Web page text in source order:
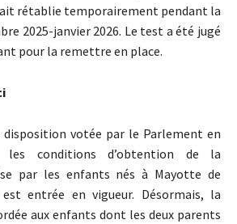
rétablie temporairement pendant la
2025-janvier 2026. Le test a été jugé
pour la remettre en place.
disposition votée par le Parlement en
les conditions d’obtention de la
par les enfants nés à Mayotte de
entrée en vigueur. Désormais, la
aux enfants dont les deux parents